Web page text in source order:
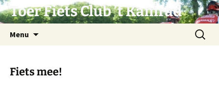
Ga
naarToer Fiets Club ’t Kamrad
Menu
Zoeken
naar:
Fiets mee!